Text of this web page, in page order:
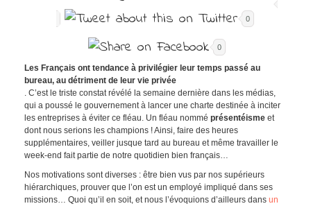
0
0
Les Français ont tendance à privilégier leur temps passé au
bureau, au détriment de leur vie privée
. C’est le triste constat révélé la semaine dernière dans les médias,
qui a poussé le gouvernement à lancer une charte destinée à inciter
les entreprises à éviter ce fléau. Un fléau nommé présentéismeet
dont nous serions les champions ! Ainsi, faire des heures
supplémentaires, veiller jusque tard au bureau et même travailler le
week-end fait partie de notre quotidien bien français…
Nos motivations sont diverses : être bien vus par nos supérieurs
hiérarchiques, prouver que l’on est un employé impliqué dans ses
missions… Quoi qu’il en soit, et nous l’évoquions d’ailleurs dans un